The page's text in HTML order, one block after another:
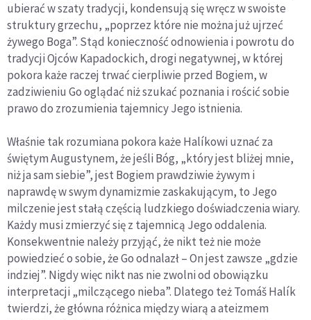
ubierać w szaty tradycji, kondensują się wręcz w swoiste
struktury grzechu, „poprzez które nie można już ujrzeć
żywego Boga”. Stąd konieczność odnowienia i powrotu do
tradycji Ojców Kapadockich, drogi negatywnej, w której
pokora każe raczej trwać cierpliwie przed Bogiem, w
zadziwieniu Go oglądać niż szukać poznania i rościć sobie
prawo do zrozumienia tajemnicy Jego istnienia.
Właśnie tak rozumiana pokora każe Halíkowi uznać za
świętym Augustynem, że jeśli Bóg, „który jest bliżej mnie,
niż ja sam siebie”, jest Bogiem prawdziwie żywym i
naprawdę w swym dynamizmie zaskakującym, to Jego
milczenie jest stałą częścią ludzkiego doświadczenia wiary.
Każdy musi zmierzyć się z tajemnicą Jego oddalenia.
Konsekwentnie należy przyjąć, że nikt też nie może
powiedzieć o sobie, że Go odnalazł – On jest zawsze „gdzie
indziej”. Nigdy więc nikt nas nie zwolni od obowiązku
interpretacji „milczącego nieba”. Dlatego też Tomáš Halík
twierdzi, że główna różnica między wiarą a ateizmem